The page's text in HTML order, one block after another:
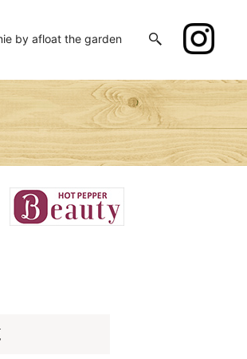
by afloat the garden